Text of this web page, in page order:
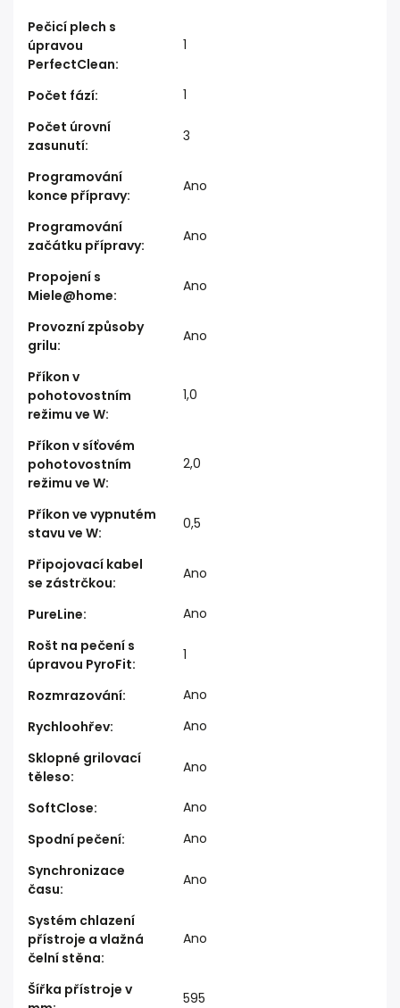
Pečicí plech s
úpravou
PerfectClean:
1
Počet fází:
1
Počet úrovní
zasunutí:
3
Programování
konce přípravy:
Ano
Programování
začátku přípravy:
Ano
Propojení s
Miele@home:
Ano
Provozní způsoby
grilu:
Ano
Příkon v
pohotovostním
režimu ve W:
1,0
Příkon v síťovém
pohotovostním
režimu ve W:
2,0
Příkon ve vypnutém
stavu ve W:
0,5
Připojovací kabel
se zástrčkou:
Ano
PureLine:
Ano
Rošt na pečení s
úpravou PyroFit:
1
Rozmrazování:
Ano
Rychloohřev:
Ano
Sklopné grilovací
těleso:
Ano
SoftClose:
Ano
Spodní pečení:
Ano
Synchronizace
času:
Ano
Systém chlazení
přístroje a vlažná
čelní stěna:
Ano
Šířka přístroje v
595